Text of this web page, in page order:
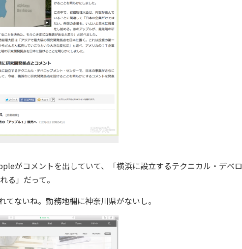
がコメントを出していて、「横浜に設立するテクニカル・デベ
る」だって。
ないね。勤務地欄に神奈川県がないし。